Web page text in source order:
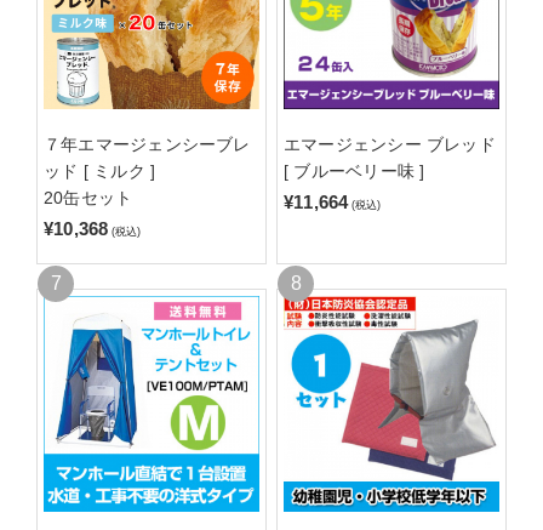
７年エマージェンシーブレ
ッド [ ミルク ]
20缶セット
¥10,368 (税込)
エマージェンシー ブレッド
[ ブルーベリー味 ]
¥11,664 (税込)